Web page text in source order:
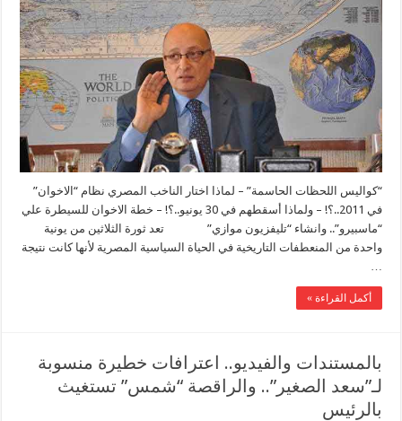
“كواليس اللحظات الحاسمة” – لماذا اختار الناخب المصري نظام “الاخوان”
في 2011..؟! – ولماذا أسقطهم في 30 يونيو..؟! – خطة الاخوان للسيطرة علي
“ماسبيرو”.. وانشاء “تليفزيون موازي” تعد ثورة الثلاثين من يونية
واحدة من المنعطفات التاريخية في الحياة السياسية المصرية لأنها كانت نتيجة
أكمل القراءة »
بالمستندات والفيديو.. اعترافات خطيرة منسوبة
لـ”سعد الصغير”.. والراقصة “شمس” تستغيث
بالرئيس